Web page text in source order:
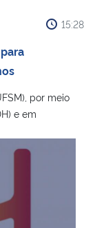
15:28
por meio
e em